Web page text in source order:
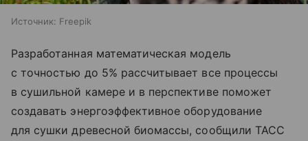
Источник: Freepik
Разработанная математическая модель
с точностью до 5% рассчитывает все процессы
в сушильной камере и в перспективе поможет
создавать энергоэффективное оборудование
для сушки древесной биомассы, сообщили ТАСС